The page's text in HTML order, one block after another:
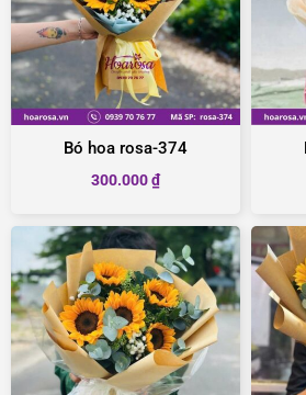
Bó hoa rosa-374
300.000₫